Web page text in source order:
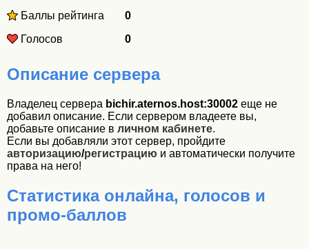
Баллы рейтинга
0
Голосов
0
Описание сервера
Владелец сервера bichir.aternos.host:30002 еще не
добавил описание. Если сервером владеете вы,
добавьте описание в личном кабинете.
Если вы добавляли этот сервер, пройдите
авторизацию/регистрацию и автоматически получите
права на него!
Статистика онлайна, голосов и
промо-баллов